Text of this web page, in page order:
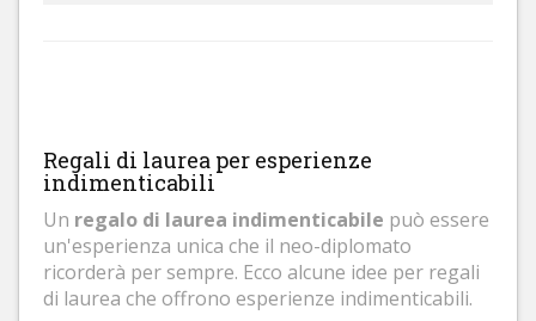
Regali di laurea per esperienze
indimenticabili
Un regalo di laurea indimenticabile può essere
un'esperienza unica che il neo-diplomato
ricorderà per sempre. Ecco alcune idee per regali
di laurea che offrono esperienze indimenticabili.